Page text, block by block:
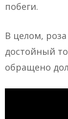
побеги.
В целом,
достойный
обращено